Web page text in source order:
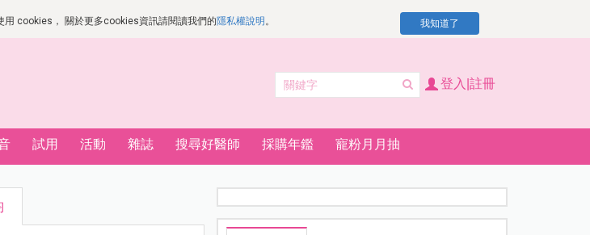
用 cookies， 關於更多cookies資訊請閱讀我們的隱私權說明 。 我知道了
登入|註冊
試用 活動 雜誌 搜尋好醫師 採購年鑑 寵粉月月抽